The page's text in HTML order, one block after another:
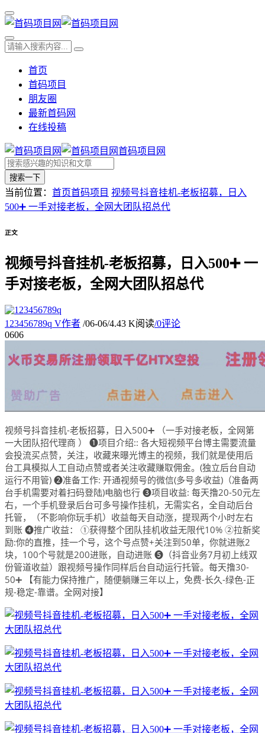
首页
首码项目
朋友圈
最新首码网
在线投稿
首码项目网
搜索一下
当前位置： 首页首码项目 视频号抖音挂机-老板招募，日入
500➕ 一手对接老板，全网大团队招总代
正文
视频号抖音挂机-老板招募，日入500➕ 一
手对接老板，全网大团队招总代
123456789q V作者 /06-06/4.43 K阅读/0评论
0606
视频号抖音挂机-老板招募，日入500➕ （一手对接老板，全网第
一大团队招代理商 ） ❶项目介绍:: 各大短视频平台博主需要流量
会投流买点赞，关注，收藏来曝光博主的视频，我们就是使用后
台工具模拟人工自动点赞或者关注收藏赚取佣金。(独立后台自动
运行不用管) ❷准备工作: 开通视频号的微信(多号多收益)（准备两
台手机需要对着扫码登陆)电脑也行 ❸项目收益: 每天撸20-50元左
右，一个手机登录后台可多号操作挂机，无需实名，全自动后台
托管，（不影响你玩手机）收益每天自动涨，提现两个小时左右
到账 ❹推广收益： ①获得整个团队挂机收益无限代10% ②拉新奖
励:你的直推，挂一个号，这个号点赞+关注到50单，你就进账2
块，100个号就是200进账，自动进账 ❺（抖音业务7月初上线双
份管道收益）跟视频号操作同样后台自动运行托管。每天撸30-
50➕ 【有能力保持推广，随便躺赚三年以上，免费-长久-绿色-正
规-稳定-靠谱。全网对接】